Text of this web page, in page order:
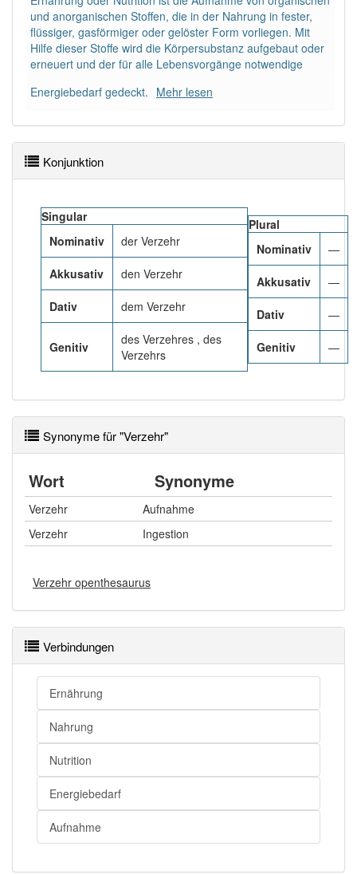
Häufigkeit: 4 von 10
Wörter mit Endung-verzehr: 1
Wörter mit Endung
98% unserer Spielapp-Nutzer haben den Artikel
korrekt erraten.
und anorganischen Stoffen, die in der Nahrung in fester,
flüssiger, gasförmiger oder gelöster Form vorliegen. Mit
Hilfe dieser Stoffe wird die Körpersubstanz aufgebaut oder
erneuert und der für alle Lebensvorgänge notwendige
Energiebedarf gedeckt. Mehr lesen
Konjunktion
Singular
Nominativ
der Verzehr
Akkusativ den Verzehr
Dativ dem Verzehr
Genitiv
des Verzehres , des
Verzehrs
Plural
Nominativ
—
Akkusativ —
Dativ —
Genitiv —
Synonyme für "Verzehr"
Wort Synonyme
Verzehr
Aufnahme
Verzehr
Ingestion
Verzehr openthesaurus
Verbindungen
Ernährung
Nahrung
Nutrition
Energiebedarf
Aufnahme